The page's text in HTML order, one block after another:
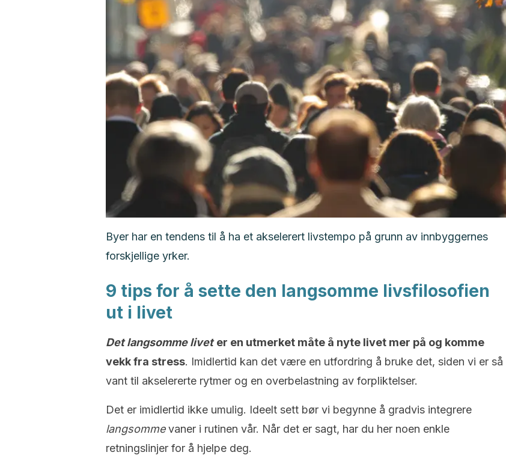
Byer har en tendens til å ha et akselerert livstempo på grunn av innbyggernes
forskjellige yrker.
9 tips for å sette den langsomme livsfilosofien
ut i livet
Det langsomme livet er en utmerket måte å nyte livet mer på og komme
vekk fra stress. Imidlertid kan det være en utfordring å bruke det, siden vi er så
vant til akselererte rytmer og en overbelastning av forpliktelser.
Det er imidlertid ikke umulig. Ideelt sett bør vi begynne å gradvis integrere
langsommevaner i rutinen vår. Når det er sagt, har du her noen enkle
retningslinjer for å hjelpe deg.